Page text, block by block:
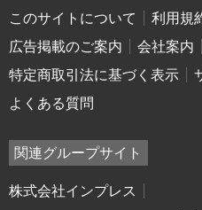
このサイトについて 利用規
広告掲載のご案内
会社案内
特定商取引法に基づく表示
よくある質問
関連グループサイト
株式会社インプレス